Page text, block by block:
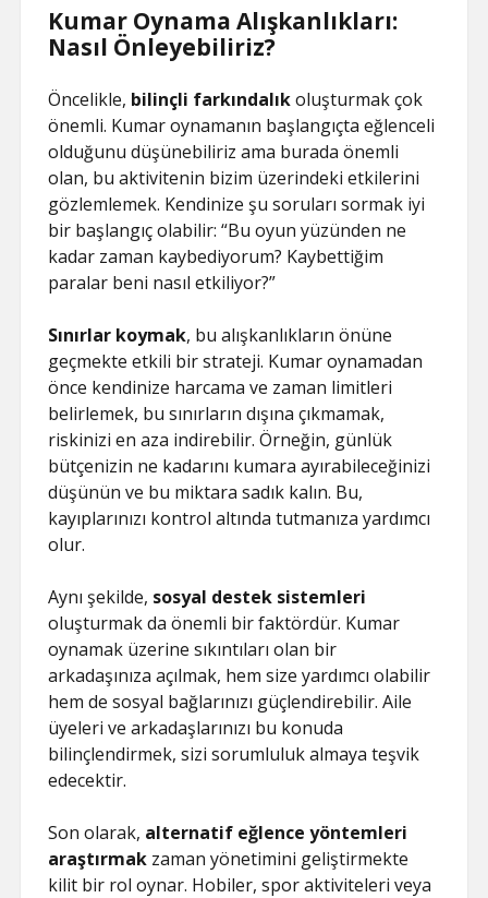
Kumar Oynama Alışkanlıkları:
Nasıl Önleyebiliriz?
Öncelikle, bilinçli farkındalıkoluşturmak çok
önemli. Kumar oynamanın başlangıçta eğlenceli
olduğunu düşünebiliriz ama burada önemli
olan, bu aktivitenin bizim üzerindeki etkilerini
gözlemlemek. Kendinize şu soruları sormak iyi
bir başlangıç olabilir: “Bu oyun yüzünden ne
kadar zaman kaybediyorum? Kaybettiğim
paralar beni nasıl etkiliyor?”
Sınırlar koymak, bu alışkanlıkların önüne
geçmekte etkili bir strateji. Kumar oynamadan
önce kendinize harcama ve zaman limitleri
belirlemek, bu sınırların dışına çıkmamak,
riskinizi en aza indirebilir. Örneğin, günlük
bütçenizin ne kadarını kumara ayırabileceğinizi
düşünün ve bu miktara sadık kalın. Bu,
kayıplarınızı kontrol altında tutmanıza yardımcı
olur.
Aynı şekilde, sosyal destek sistemleri
oluşturmak da önemli bir faktördür. Kumar
oynamak üzerine sıkıntıları olan bir
arkadaşınıza açılmak, hem size yardımcı olabilir
hem de sosyal bağlarınızı güçlendirebilir. Aile
üyeleri ve arkadaşlarınızı bu konuda
bilinçlendirmek, sizi sorumluluk almaya teşvik
edecektir.
Son olarak, alternatif eğlence yöntemleri
araştırmak zaman yönetimini geliştirmekte
kilit bir rol oynar. Hobiler, spor aktiviteleri veya